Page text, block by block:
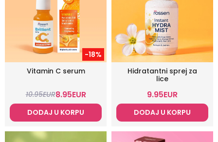
-18%
Vitamin C serum
10.95EUR8.95EUR
DODAJ U KORPU
Hidratantni sprej za
lice
9.95EUR
DODAJ U KORPU